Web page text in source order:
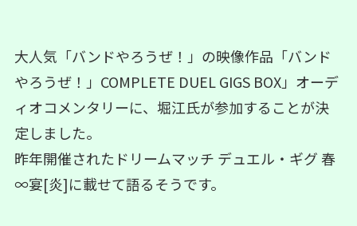
大人気「バンドやろうぜ！」の映像作品「バンド
やろうぜ！」COMPLETE DUEL GIGS BOX」オーデ
ィオコメンタリーに、堀江氏が参加することが決
定しました。
昨年開催されたドリームマッチ デュエル・ギグ 春
∞宴[炎]に載せて語るそうです。